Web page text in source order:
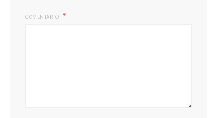
COMENTÁRIO